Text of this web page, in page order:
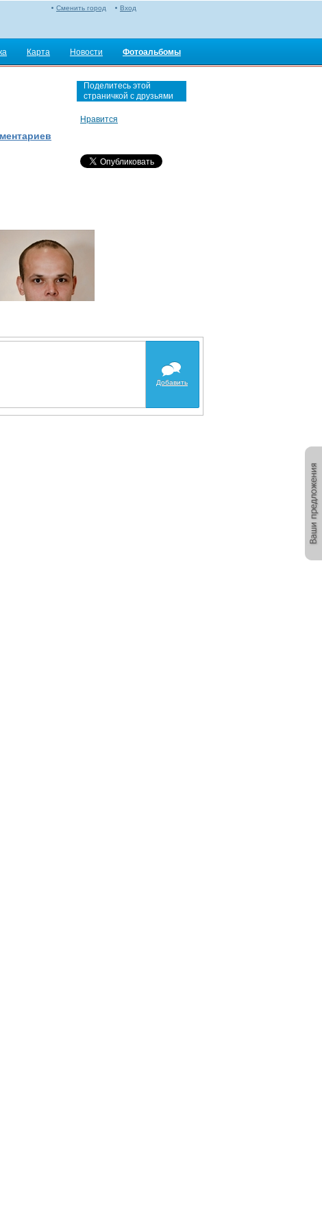
Вход
Сменить город
Карта Новости Фотоальбомы
Поделитесь этой
страничкой с друзьями
Нравится
Добавить